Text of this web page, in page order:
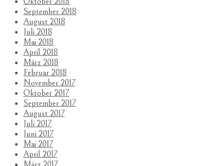
September 2018
August 2018
Juli 2018
Mai 2018
April 2018
März 2018
Februar 2018
November 2017
Oktober 2017
September 2017
August 2017
Juli 2017
Juni 2017
Mai 2017
April 2017